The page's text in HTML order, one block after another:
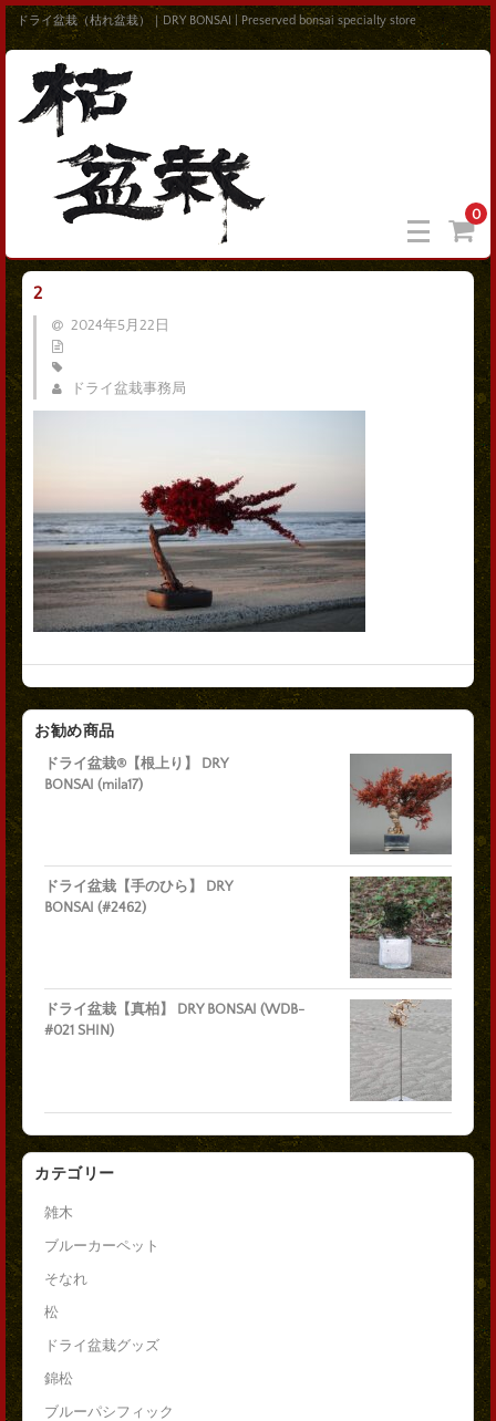
ドライ盆栽（枯れ盆栽）｜DRY BONSAI | Preserved bonsai specialty store
0
2
2024年5月22日
ドライ盆栽事務局
お勧め商品
ドライ盆栽®【根上り】 DRY
BONSAI (mila17)
ドライ盆栽【手のひら】 DRY
BONSAI (#2462)
ドライ盆栽【真柏】 DRY BONSAI (WDB-
#021 SHIN)
カテゴリー
雑木
ブルーカーペット
そなれ
松
ドライ盆栽グッズ
錦松
ブルーパシフィック